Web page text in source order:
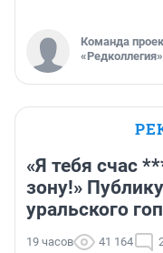
Команда
«Редколлегия»
«Я тебя счас
зону!»
уральского
19 часов 41 164